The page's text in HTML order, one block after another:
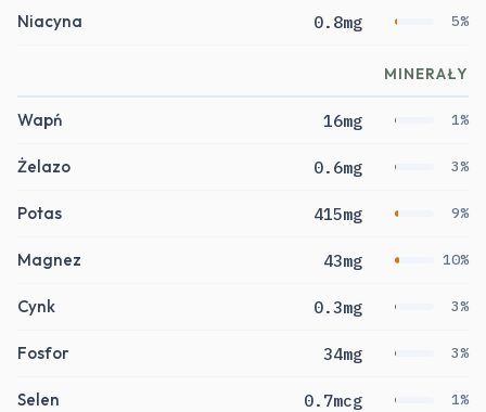
Niacyna 0.8mg 5%
MINERAŁY
Wapń 16mg 1%
Żelazo 0.6mg 3%
Potas 415mg 9%
Magnez 43mg 10%
Cynk 0.3mg 3%
Fosfor 34mg 3%
Selen 0.7mcg 1%